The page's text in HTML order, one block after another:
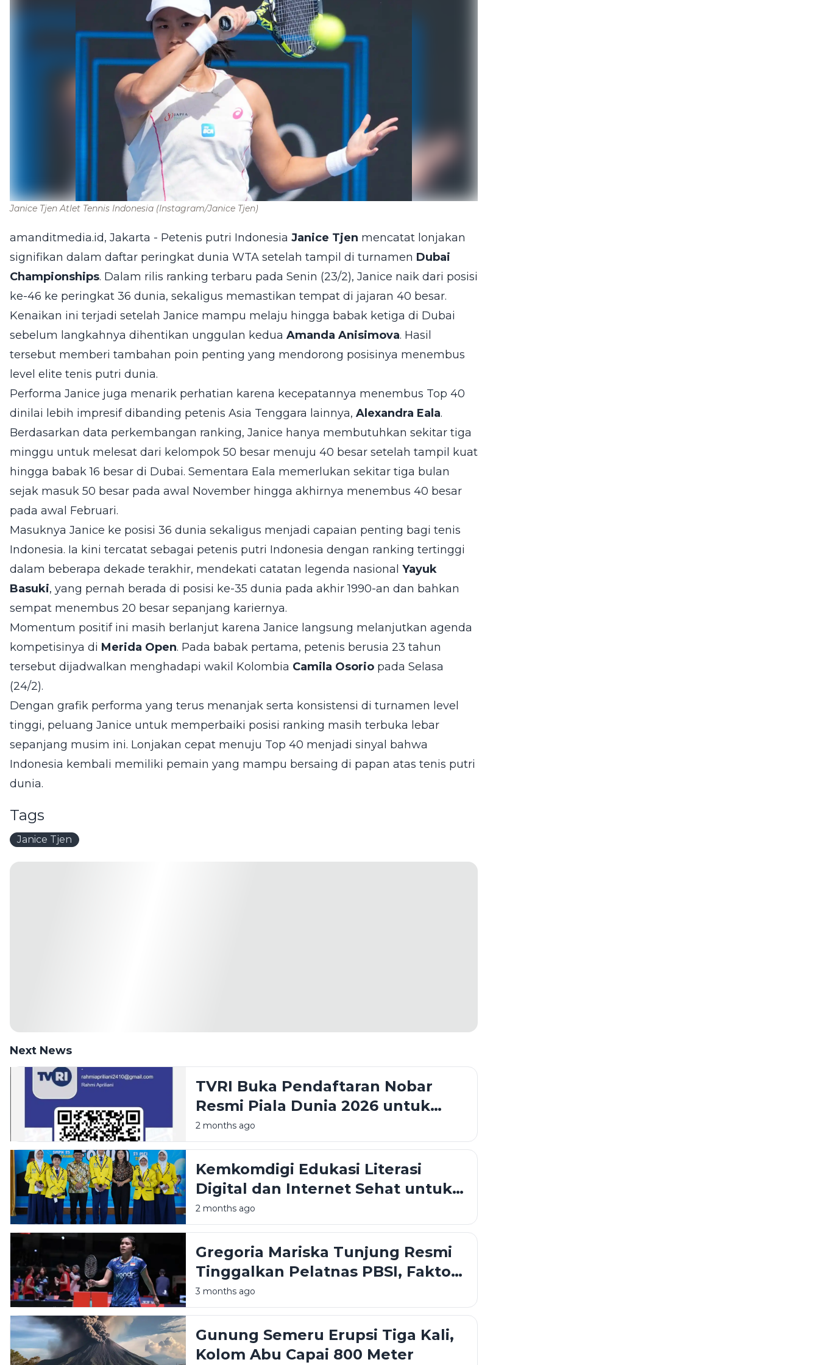
Janice Tjen Atlet Tennis Indonesia (Instagram/Janice Tjen)
amanditmedia.id, Jakarta - Petenis putri Indonesia Janice Tjen mencatat lonjakan
signifikan dalam daftar peringkat dunia WTA setelah tampil di turnamen Dubai
Championships. Dalam rilis ranking terbaru pada Senin (23/2), Janice naik dari posisi
ke-46 ke peringkat 36 dunia, sekaligus memastikan tempat di jajaran 40 besar.
Kenaikan ini terjadi setelah Janice mampu melaju hingga babak ketiga di Dubai
sebelum langkahnya dihentikan unggulan kedua Amanda Anisimova. Hasil
tersebut memberi tambahan poin penting yang mendorong posisinya menembus
level elite tenis putri dunia.
Performa Janice juga menarik perhatian karena kecepatannya menembus Top 40
dinilai lebih impresif dibanding petenis Asia Tenggara lainnya, Alexandra Eala.
Berdasarkan data perkembangan ranking, Janice hanya membutuhkan sekitar tiga
minggu untuk melesat dari kelompok 50 besar menuju 40 besar setelah tampil kuat
hingga babak 16 besar di Dubai. Sementara Eala memerlukan sekitar tiga bulan
sejak masuk 50 besar pada awal November hingga akhirnya menembus 40 besar
pada awal Februari.
Masuknya Janice ke posisi 36 dunia sekaligus menjadi capaian penting bagi tenis
Indonesia. Ia kini tercatat sebagai petenis putri Indonesia dengan ranking tertinggi
dalam beberapa dekade terakhir, mendekati catatan legenda nasional Yayuk
Basuki, yang pernah berada di posisi ke-35 dunia pada akhir 1990-an dan bahkan
sempat menembus 20 besar sepanjang kariernya.
Momentum positif ini masih berlanjut karena Janice langsung melanjutkan agenda
kompetisinya di Merida Open. Pada babak pertama, petenis berusia 23 tahun
tersebut dijadwalkan menghadapi wakil Kolombia Camila Osorio pada Selasa
(24/2).
Dengan grafik performa yang terus menanjak serta konsistensi di turnamen level
tinggi, peluang Janice untuk memperbaiki posisi ranking masih terbuka lebar
sepanjang musim ini. Lonjakan cepat menuju Top 40 menjadi sinyal bahwa
Indonesia kembali memiliki pemain yang mampu bersaing di papan atas tenis putri
dunia.
Tags
Janice Tjen
Next News
TVRI Buka Pendaftaran Nobar
Resmi Piala Dunia 2026 untuk
Kafe hingga Hotel
2 months ago
Kemkomdigi Edukasi Literasi
Digital dan Internet Sehat untuk
Pelajar di Tangerang
2 months ago
Gregoria Mariska Tunjung Resmi
Tinggalkan Pelatnas PBSI, Faktor
Kesehatan Jadi Alasan
3 months ago
Gunung Semeru Erupsi Tiga Kali,
Kolom Abu Capai 800 Meter